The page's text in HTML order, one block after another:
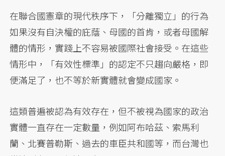
在聯合國憲章的現代秩序下，「分離獨立」的行為
如果沒有自決權的庇蔭、母國的首肯，或者母國解
體的情形，實踐上不容易被國際社會接受。在這些
情形中，「有效性標準」的認定不只趨向嚴格，即
便滿足了，也不等於新實體就會變成國家。
這類普遍被認為有效存在，但不被視為國家的政治
實體一直存在一定數量，例如阿布哈茲、索馬利
蘭、北賽普勒斯、過去的車臣共和國等，而台灣也